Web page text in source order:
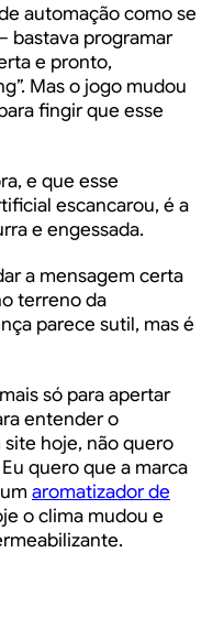
automação como se
bastava programar
e pronto,
Mas o jogo mudou
fingir que esse
e que esse
escancarou, é a
e engessada.
a mensagem certa
terreno da
parece sutil, mas é
só para apertar
entender o
hoje, não quero
quero que a marca
aromatizador de
o clima mudou e